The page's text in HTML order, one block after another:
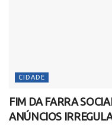
CIDADE
FIM DA FARRA
ANÚNCIOS